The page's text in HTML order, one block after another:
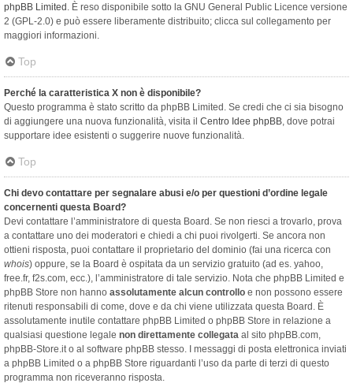
phpBB Limited . È reso disponibile sotto la GNU General Public Licence versione
2 (GPL-2.0) e può essere liberamente distribuito; clicca sul collegamento per
maggiori informazioni.
Top
Perché la caratteristica X non è disponibile?
Questo programma è stato scritto da phpBB Limited. Se credi che ci sia bisogno
di aggiungere una nuova funzionalità, visita il Centro Idee phpBB, dove potrai
supportare idee esistenti o suggerire nuove funzionalità.
Top
Chi devo contattare per segnalare abusi e/o per questioni d’ordine legale
concernenti questa Board?
Devi contattare l’amministratore di questa Board. Se non riesci a trovarlo, prova
a contattare uno dei moderatori e chiedi a chi puoi rivolgerti. Se ancora non
ottieni risposta, puoi contattare il proprietario del dominio (fai una ricerca con
whois) oppure, se la Board è ospitata da un servizio gratuito (ad es. yahoo,
free.fr, f2s.com, ecc.), l’amministratore di tale servizio. Nota che phpBB Limited e
phpBB Store non hanno assolutamente alcun controllo e non possono essere
ritenuti responsabili di come, dove e da chi viene utilizzata questa Board. È
assolutamente inutile contattare phpBB Limited o phpBB Store in relazione a
qualsiasi questione legale non direttamente collegata al sito phpBB.com,
phpBB-Store.it o al software phpBB stesso. I messaggi di posta elettronica inviati
a phpBB Limited o a phpBB Store riguardanti l’uso da parte di terzi di questo
programma non riceveranno risposta.